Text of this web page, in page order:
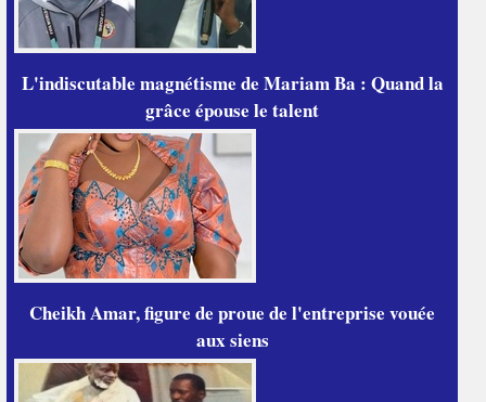
L'indiscutable magnétisme de Mariam Ba : Quand la
grâce épouse le talent
Cheikh Amar, figure de proue de l'entreprise vouée
aux siens